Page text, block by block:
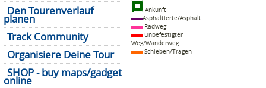
Den Tourenverlauf
planen
Track Community
Organisiere Deine Tour
SHOP - buy maps/gadget
online
Ankunft
Asphaltierte/Asphalt
Radweg
Unbefestigter
Weg/Wanderweg
Schieben/Tragen